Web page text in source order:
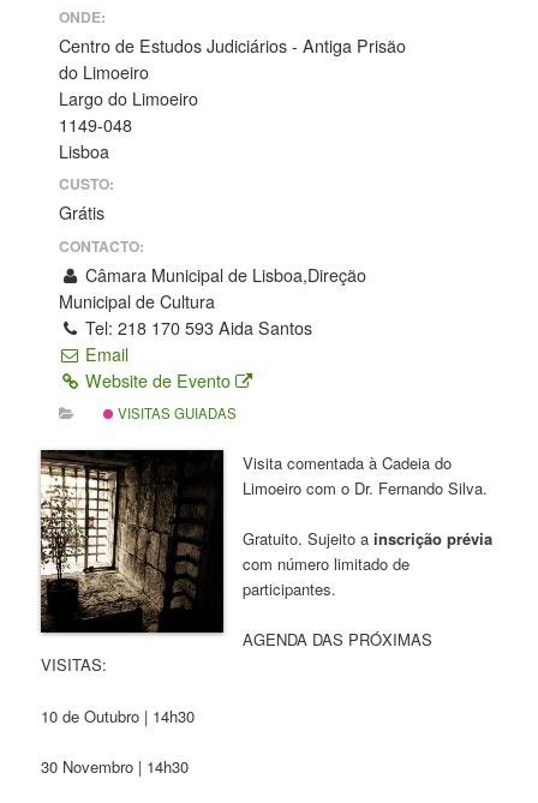
ONDE:
Centro de Estudos Judiciários - Antiga Prisão
do Limoeiro
Largo do Limoeiro
1149-048
Lisboa
CUSTO:
Grátis
CONTACTO:
Câmara Municipal de Lisboa,Direção
Municipal de Cultura
Tel: 218 170 593 Aida Santos
Email
Website de Evento
VISITAS GUIADAS
Visita comentada à Cadeia do
Limoeiro com o Dr. Fernando Silva.
Gratuito. Sujeito a inscrição prévia
com número limitado de
participantes.
AGENDA DAS PRÓXIMAS
VISITAS:
10 de Outubro | 14h30
30 Novembro | 14h30